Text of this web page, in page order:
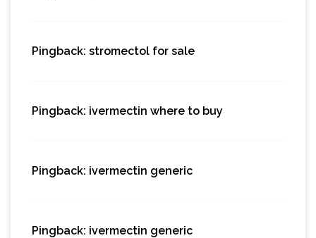
Pingback: stromectol for sale
Pingback: ivermectin where to buy
Pingback: ivermectin generic
Pingback: ivermectin generic